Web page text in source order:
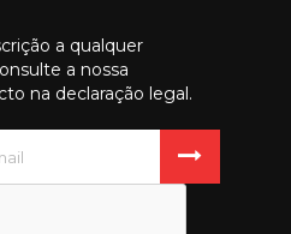
a qualquer
a nossa
na declaração legal.